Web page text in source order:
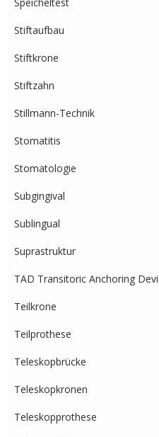
Stiftaufbau
Stiftkrone
Stiftzahn
Stillmann-Technik
Stomatitis
Stomatologie
Subgingival
Sublingual
Suprastruktur
TAD Transitoric Anchoring
Teilkrone
Teilprothese
Teleskopbrücke
Teleskopkronen
Teleskopprothese